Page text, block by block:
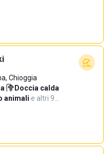
Chioggia
· Doccia calda·
animali·e altri 9…